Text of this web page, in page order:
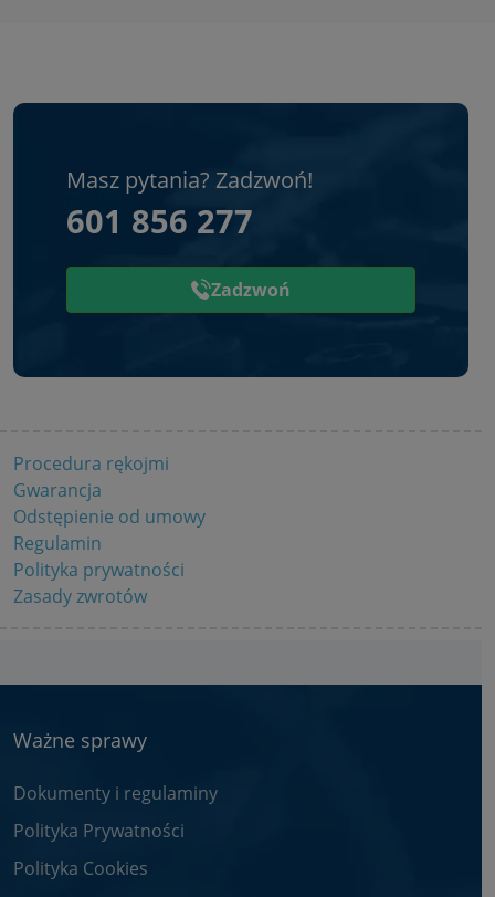
Masz pytania? Zadzwoń!
601 856 277
Zadzwoń
Procedura rękojmi
Gwarancja
Odstępienie od umowy
Regulamin
Polityka prywatności
Zasady zwrotów
Ważne sprawy
Dokumenty i regulaminy
Polityka Prywatności
Polityka Cookies